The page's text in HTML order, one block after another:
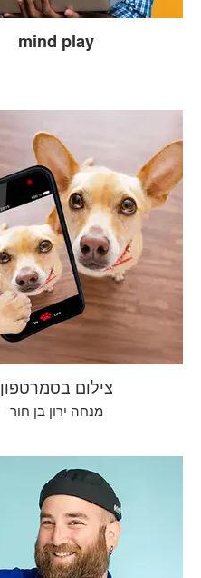
mind play
צילום בסמרטפון
מנחה ירון בן חור